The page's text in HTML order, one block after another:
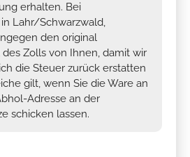
erhalten. Bei
Lahr/Schwarzwald,
den original
Zolls von Ihnen, damit wir
die Steuer zurück erstatten
gilt, wenn Sie die Ware an
Adresse an der
schicken lassen.